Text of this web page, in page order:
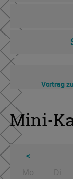
Vortrag
Mini-
<
Mo
Di